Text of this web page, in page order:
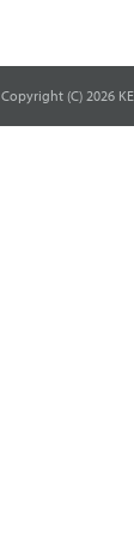
Copyright (C) 2026